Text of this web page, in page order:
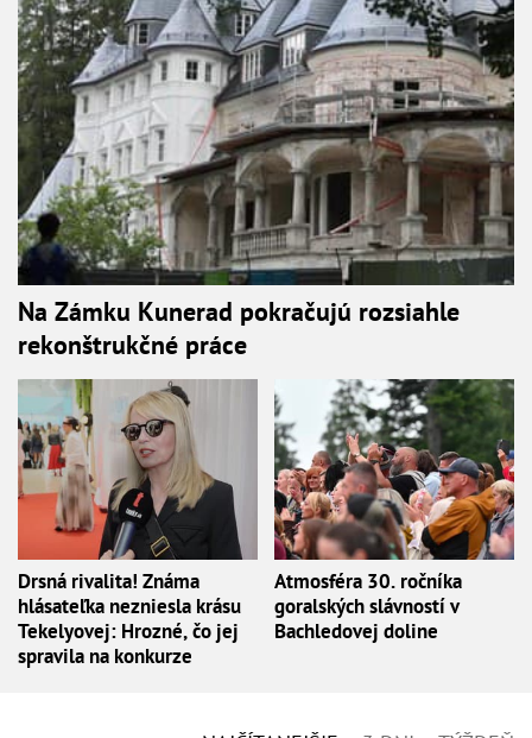
Na Zámku Kunerad pokračujú rozsiahle
rekonštrukčné práce
Drsná rivalita! Známa
hlásateľka nezniesla krásu
Tekelyovej: Hrozné, čo jej
spravila na konkurze
Atmosféra 30. ročníka
goralských slávností v
Bachledovej doline